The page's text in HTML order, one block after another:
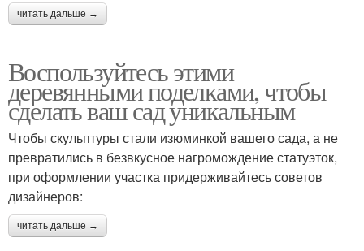
читать дальше →
Воспользуйтесь этими
деревянными поделками, чтобы
сделать ваш сад уникальным
Чтобы скульптуры стали изюминкой вашего сада, а не
превратились в безвкусное нагромождение статуэток,
при оформлении участка придерживайтесь советов
дизайнеров:
читать дальше →